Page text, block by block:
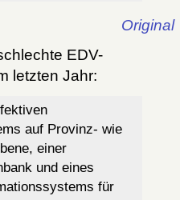
Original
EDV-
letzten Jahr:
auf Provinz- wie
einer
und eines
für